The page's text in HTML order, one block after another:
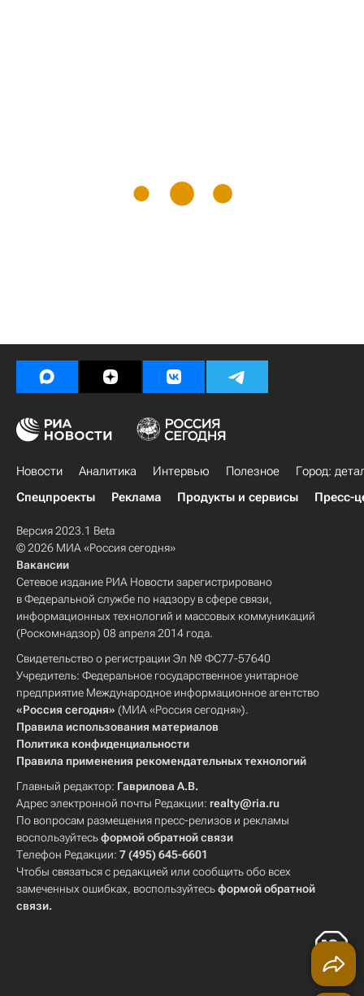
Новости Аналитика Интервью Полезное
Город:
Спецпроекты
Реклама Продукты и сервисы Пресс-
Версия 2023.1 Beta
© 2026 МИА «Россия сегодня»
Вакансии
Сетевое издание РИА Новости зарегистрировано
в Федеральной службе по надзору в сфере связи,
информационных технологий и массовых коммуникаций
(Роскомнадзор) 08 апреля 2014 года.
Свидетельство о регистрации Эл № ФС77-57640
Учредитель: Федеральное государственное унитарное
предприятие Международное информационное агентство
«Россия сегодня» (МИА «Россия сегодня»).
Правила использования материалов
Политика конфиденциальности
Правила применения рекомендательных технологий
Главный редактор: Гаврилова А.В.
Адрес электронной почты Редакции: realty@ria.ru
По вопросам размещения пресс-релизов и рекламы
воспользуйтесьформой обратной связи
Телефон Редакции: 7 (495) 645-6601
Чтобы связаться с редакцией или сообщить обо всех
замеченных ошибках, воспользуйтесьформой обратной
связи.